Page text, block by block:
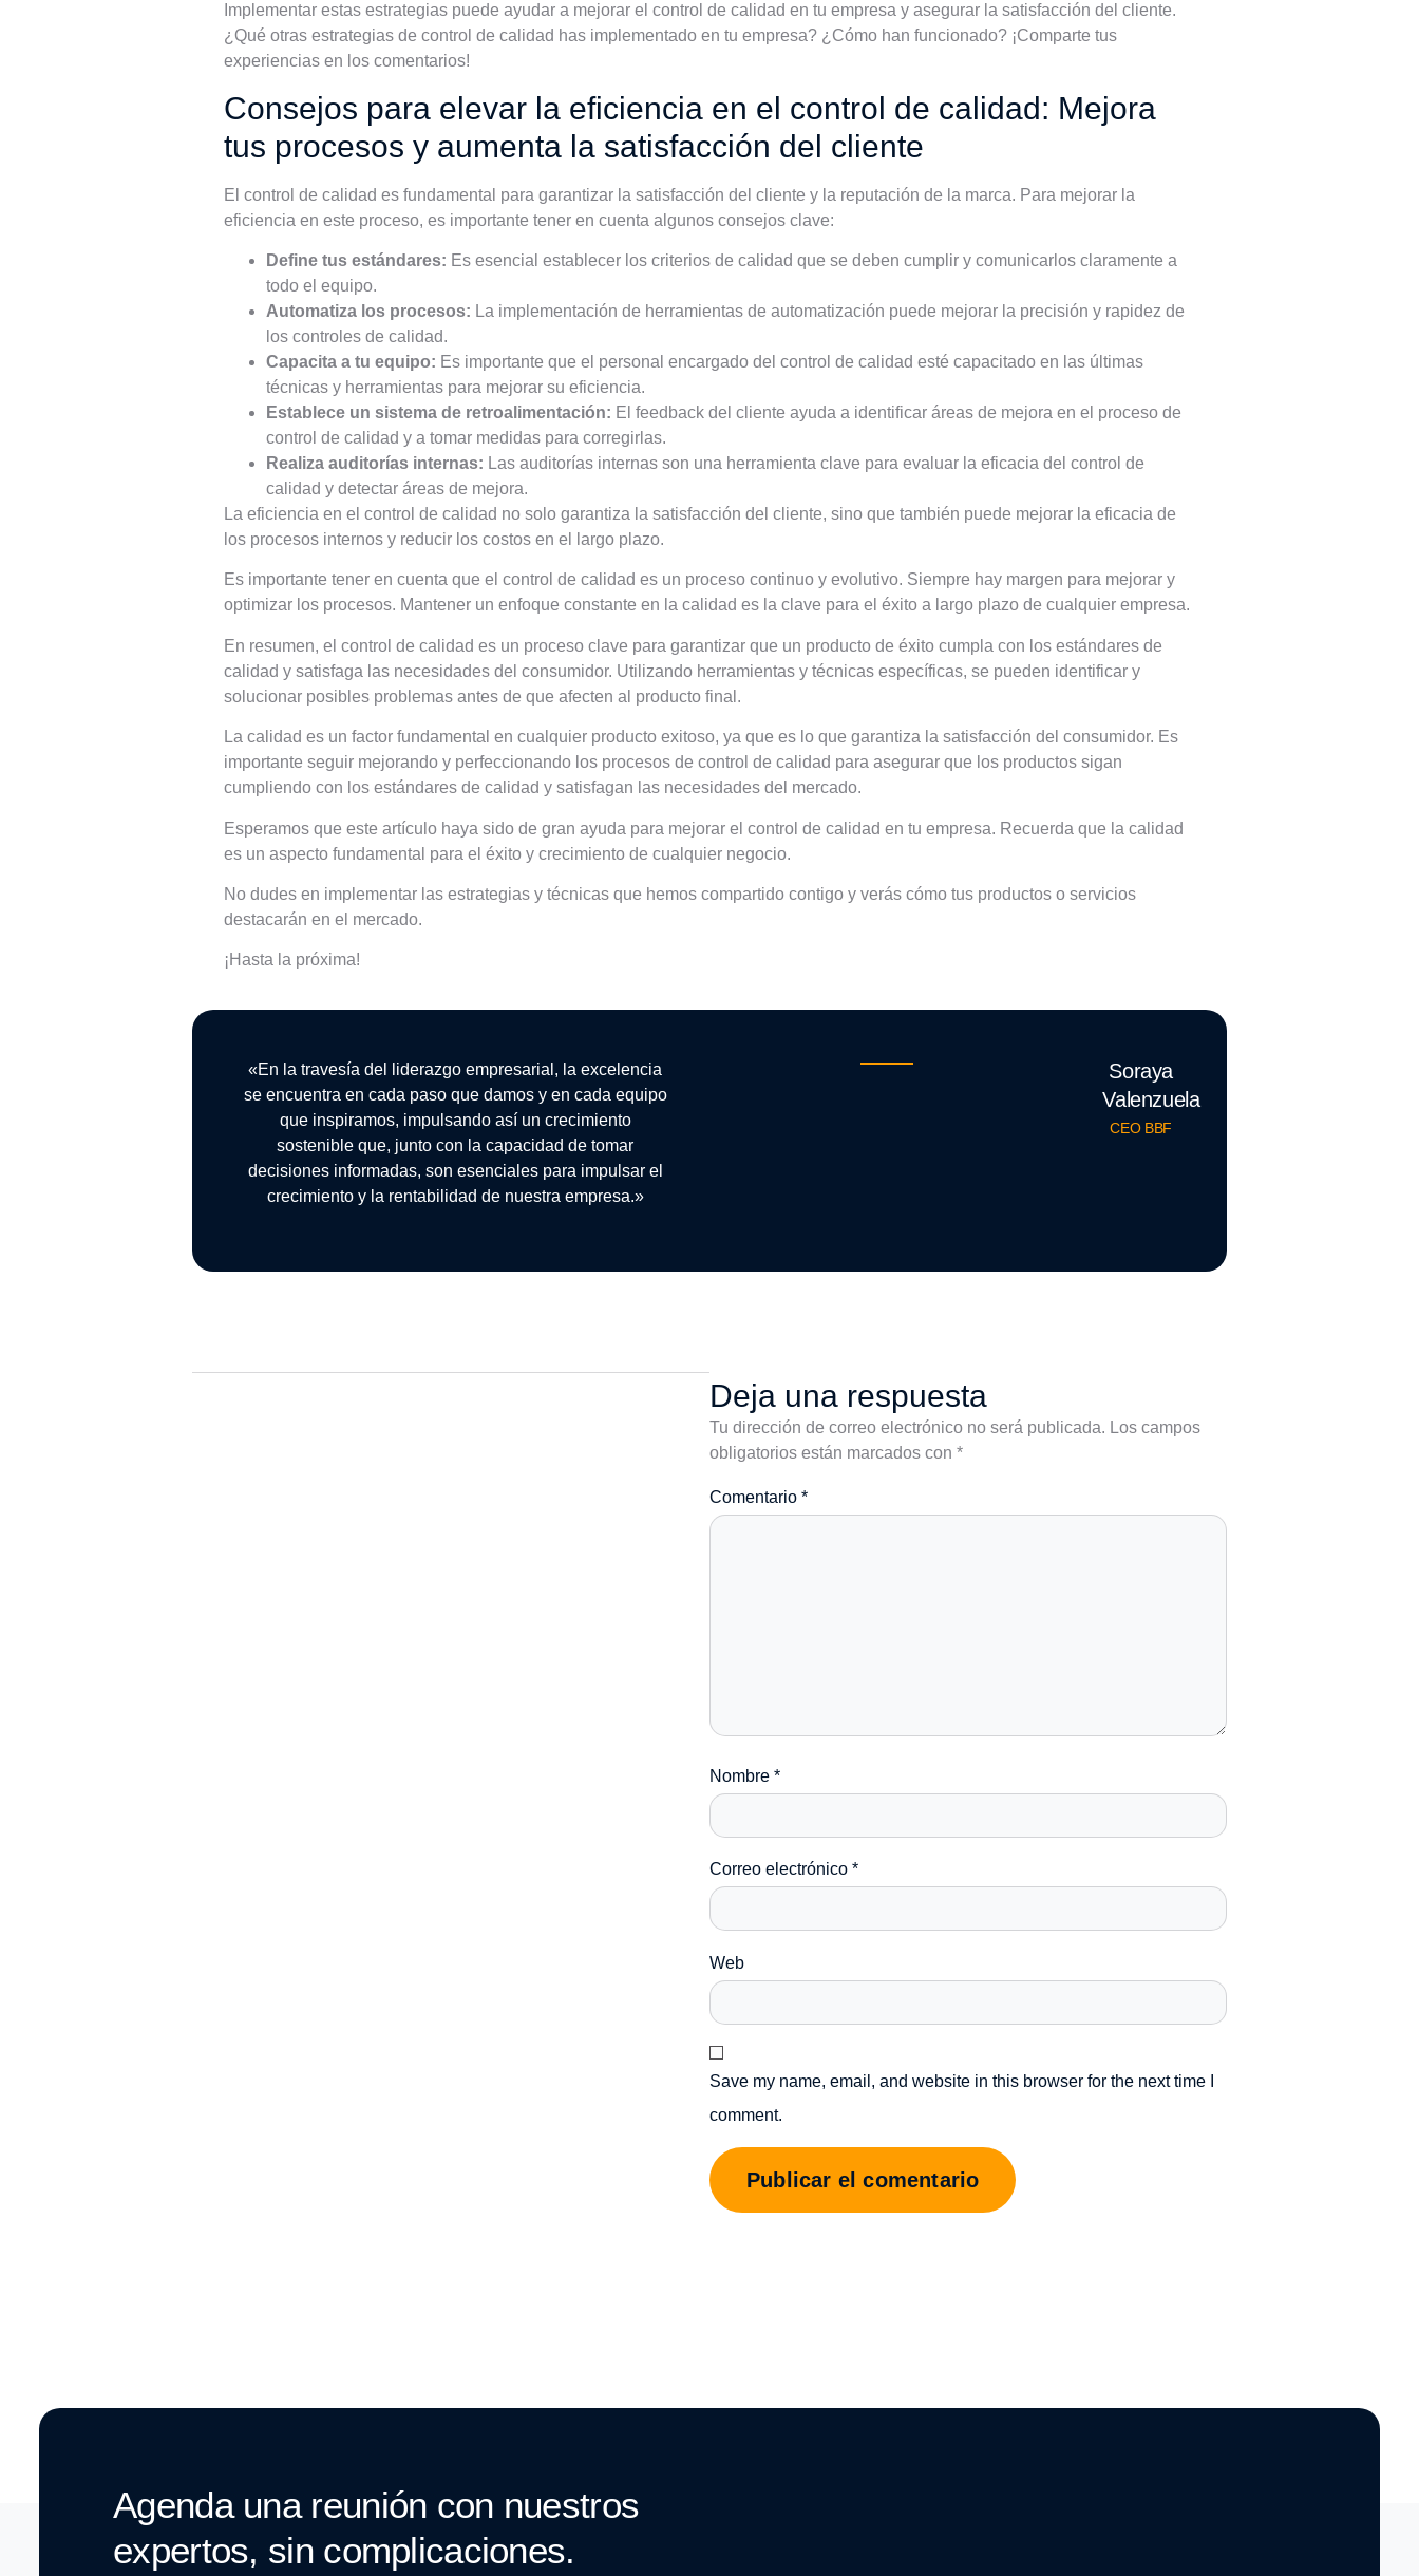
Implementar estas estrategias puede ayudar a mejorar el control de calidad en tu empresa y asegurar la satisfacción del cliente.
¿Qué otras estrategias de control de calidad has implementado en tu empresa? ¿Cómo han funcionado? ¡Comparte tus
experiencias en los comentarios!
Consejos para elevar la eficiencia en el control de calidad: Mejora
tus procesos y aumenta la satisfacción del cliente
El control de calidad es fundamental para garantizar la satisfacción del cliente y la reputación de la marca. Para mejorar la
eficiencia en este proceso, es importante tener en cuenta algunos consejos clave:
Define tus estándares: Es esencial establecer los criterios de calidad que se deben cumplir y comunicarlos claramente a
todo el equipo.
Automatiza los procesos: La implementación de herramientas de automatización puede mejorar la precisión y rapidez de
los controles de calidad.
Capacita a tu equipo: Es importante que el personal encargado del control de calidad esté capacitado en las últimas
técnicas y herramientas para mejorar su eficiencia.
Establece un sistema de retroalimentación: El feedback del cliente ayuda a identificar áreas de mejora en el proceso de
control de calidad y a tomar medidas para corregirlas.
Realiza auditorías internas: Las auditorías internas son una herramienta clave para evaluar la eficacia del control de
calidad y detectar áreas de mejora.
La eficiencia en el control de calidad no solo garantiza la satisfacción del cliente, sino que también puede mejorar la eficacia de
los procesos internos y reducir los costos en el largo plazo.
Es importante tener en cuenta que el control de calidad es un proceso continuo y evolutivo. Siempre hay margen para mejorar y
optimizar los procesos. Mantener un enfoque constante en la calidad es la clave para el éxito a largo plazo de cualquier empresa.
En resumen, el control de calidad es un proceso clave para garantizar que un producto de éxito cumpla con los estándares de
calidad y satisfaga las necesidades del consumidor. Utilizando herramientas y técnicas específicas, se pueden identificar y
solucionar posibles problemas antes de que afecten al producto final.
La calidad es un factor fundamental en cualquier producto exitoso, ya que es lo que garantiza la satisfacción del consumidor. Es
importante seguir mejorando y perfeccionando los procesos de control de calidad para asegurar que los productos sigan
cumpliendo con los estándares de calidad y satisfagan las necesidades del mercado.
Esperamos que este artículo haya sido de gran ayuda para mejorar el control de calidad en tu empresa. Recuerda que la calidad
es un aspecto fundamental para el éxito y crecimiento de cualquier negocio.
No dudes en implementar las estrategias y técnicas que hemos compartido contigo y verás cómo tus productos o servicios
destacarán en el mercado.
¡Hasta la próxima!
«En la travesía del liderazgo empresarial, la excelencia
se encuentra en cada paso que damos y en cada equipo
que inspiramos, impulsando así un crecimiento
sostenible que, junto con la capacidad de tomar
decisiones informadas, son esenciales para impulsar el
crecimiento y la rentabilidad de nuestra empresa.»
Soraya
Valenzuela
CEO BBF
Deja una respuesta
Tu dirección de correo electrónico no será publicada. Los campos
obligatorios están marcados con *
Comentario *
Nombre *
Correo electrónico *
Web
Save my name, email, and website in this browser for the next time I
comment.
Agenda una reunión con nuestros
expertos, sin complicaciones.